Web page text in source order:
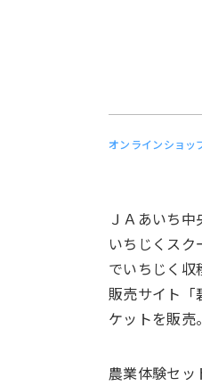
オンラインショッ
ＪＡあいち
いちじくス
でいちじく収
販売サイト「
ケットを販売
農業体験セッ